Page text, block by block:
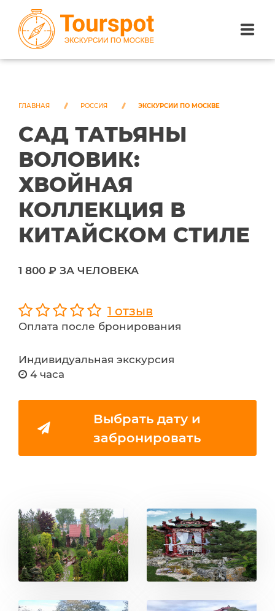
ЭКСКУРСИИ ПО МОСКВЕ
ЭКСКУРСИИ ПО СОЧИ
О НАС
ГЛАВНАЯ РОССИЯ ЭКСКУРСИИ ПО МОСКВЕ
САД ТАТЬЯНЫ
ВОЛОВИК:
ХВОЙНАЯ
КОЛЛЕКЦИЯ В
КИТАЙСКОМ СТИЛЕ
1 800 ₽ ЗА ЧЕЛОВЕКА
1 отзыв
Оплата после бронирования
Индивидуальная экскурсия
4 часа
Выбрать дату и
забронировать